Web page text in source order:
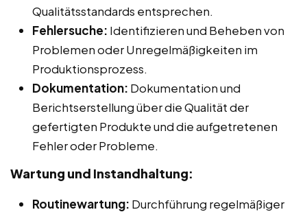
Qualitätsstandards entsprechen.
Fehlersuche: Identifizieren und Beheben von
Problemen oder Unregelmäßigkeiten im
Produktionsprozess.
Dokumentation: Dokumentation und
Berichtserstellung über die Qualität der
gefertigten Produkte und die aufgetretenen
Fehler oder Probleme.
Wartung und Instandhaltung:
Routinewartung: Durchführung regelmäßiger